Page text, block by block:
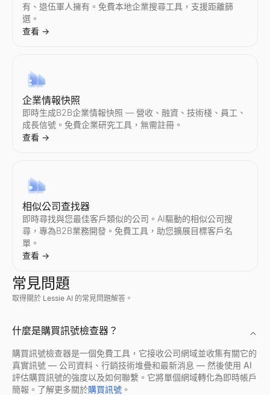
電子郵件垃圾郵件檢查器
免費電子郵件垃圾郵件檢查器。在發送陌生開發信或電子報之前
銷售話術生成器
在幾秒鐘內生成 B2B 銷售話術。AI 為您的行業和職位撰寫陌生
查看→
AI 回覆生成器
貼上潛在客戶的回覆 — 獲得 3 個即時回覆和您的下一步行動。
查看→
銷售異議處理器
貼上任何異議 — 獲得類型、回應框架和 2 個回覆。
追蹤電子郵件產生器
描述您上次的接觸——獲得一個能獲得回覆的 3 封電子郵件追蹤序
有、退伍軍人擁有。免費本地企業搜尋工具，支援距離篩
選。
查看 →
企業情報快照
即時生成B2B企業情報快照 — 營收、融資、技術棧、員工、
成長信號。免費企業研究工具，無需註冊。
查看 →
相似公司查找器
即時尋找與您最佳客戶類似的公司。AI驅動的相似公司搜
尋，專為B2B業務開發。免費工具，助您擴展目標客戶名
單。
查看 →
查看誰正在招聘 — 來自新創公司、遠端團隊和科技公司的即時招
透過任何公開使用者 ID 預覽 Discord 頭像、橫幅、使用者名稱與
常見問題
取得關於 Lessie AI 的常見問題解答。
什麼是購買訊號檢查器？
購買訊號檢查器是一個免費工具，它接收公司網域並收集有關它的
真實訊號 — 公司資料、行銷技術堆疊和最新消息 — 然後使用 AI
評估購買訊號的強度以及如何聯繫。它將單個網域轉化為即時帳戶
簡報。了解更多關於購買訊號 。